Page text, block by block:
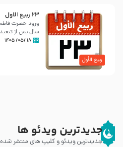
ربیع الأول
23 ربيع الاول
سال پس از تبعید
۱۸ /۰۵/ ۱۴۰۵
جدیدترین ویدئو ها
جدیدترین ویدئو و کلیپ های منتشر شده